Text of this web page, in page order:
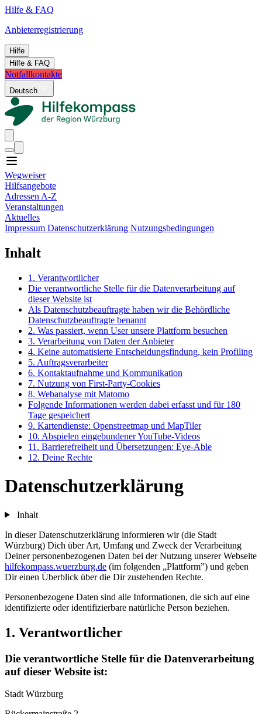
Hilfe & FAQ
Anbieterregistrierung
Hilfe
Hilfe & FAQ
Notfallkontakte
Deutsch
Wegweiser
Hilfsangebote
Adressen A-Z
Veranstaltungen
Aktuelles
Impressum Datenschutzerklärung Nutzungsbedingungen
Inhalt
1. Verantwortlicher
Die verantwortliche Stelle für die Datenverarbeitung auf
dieser Website ist
Als Datenschutzbeauftragte haben wir die Behördliche
Datenschutzbeauftragte benannt
2. Was passiert, wenn User unsere Plattform besuchen
3. Verarbeitung von Daten der Anbieter
4. Keine automatisierte Entscheidungsfindung, kein Profiling
5. Auftragsverarbeiter
6. Kontaktaufnahme und Kommunikation
7. Nutzung von First-Party-Cookies
8. Webanalyse mit Matomo
Folgende Informationen werden dabei erfasst und für 180
Tage gespeichert
9. Kartendienste: Openstreetmap und MapTiler
10. Abspielen eingebundener YouTube-Videos
11. Barrierefreiheit und Übersetzungen: Eye-Able
12. Deine Rechte
Datenschutzerklärung
Inhalt
In dieser Datenschutzerklärung informieren wir (die Stadt
Würzburg) Dich über Art, Umfang und Zweck der Verarbeitung
Deiner personenbezogenen Daten bei der Nutzung unserer Webseite
hilfekompass.wuerzburg.de (im folgenden „Plattform”) und geben
Dir einen Überblick über die Dir zustehenden Rechte.
Personenbezogene Daten sind alle Informationen, die sich auf eine
identifizierte oder identifizierbare natürliche Person beziehen.
1. Verantwortlicher
Die verantwortliche Stelle für die Datenverarbeitung
auf dieser Website ist:
Stadt Würzburg